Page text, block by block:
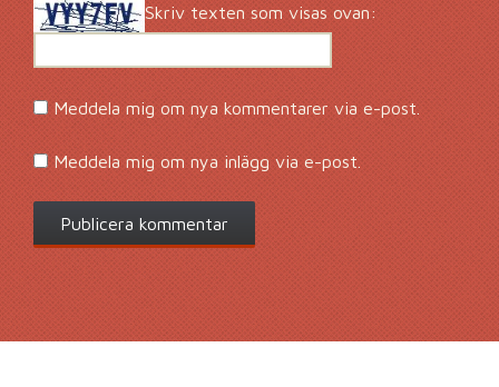
Skriv texten som visas ovan:
Meddela mig om nya kommentarer via e-post.
Meddela mig om nya inlägg via e-post.